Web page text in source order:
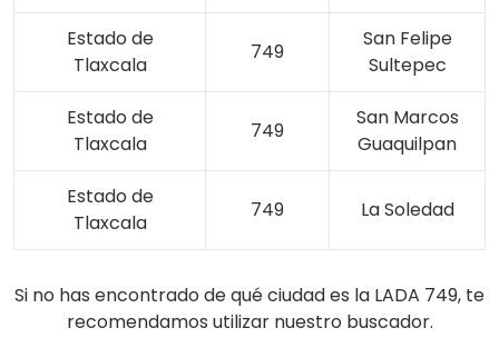
Estado de
Tlaxcala
749
San Felipe
Sultepec
Estado de
Tlaxcala
749
San Marcos
Guaquilpan
Estado de
Tlaxcala
749 La Soledad
Si no has encontrado de qué ciudad es la LADA 749, te
recomendamos utilizar nuestro buscador.